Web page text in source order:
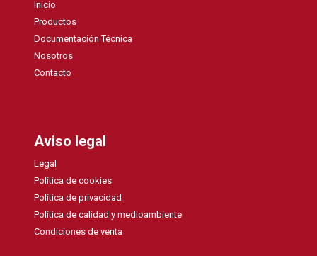
Inicio
Productos
Documentación Técnica
Nosotros
Contacto
Aviso legal
Legal
Política de cookies
Política de privacidad
Política de calidad y medioambiente
Condiciones de venta